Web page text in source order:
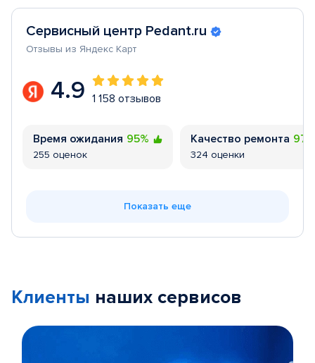
Сервисный центр Pedant.ru
Отзывы из Яндекс Карт
4.9 1 158 отзывов
Время ожидания 95%
255 оценок
Качество ремонта
324 оценки
Показать еще
Клиенты наших сервисов